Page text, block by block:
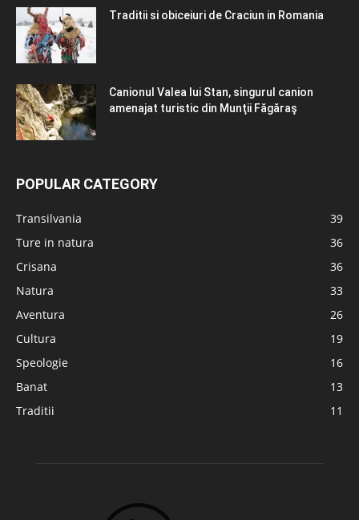
Traditii si obiceiuri de Craciun in Romania
Canionul Valea lui Stan, singurul canion
amenajat turistic din Munţii Făgăraş
POPULAR CATEGORY
Transilvania
39
Ture in natura
36
Crisana
36
Natura
33
Aventura
26
Cultura
19
Speologie
16
Banat
13
Traditii
11